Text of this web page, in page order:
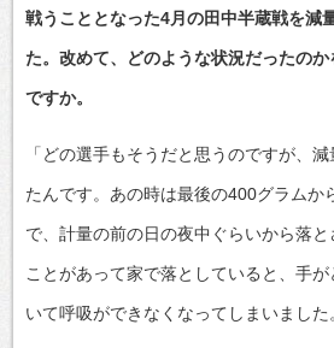
戦うこととなった4月の田中半蔵戦を減
た。改めて、どのような状況だったの
ですか。
「どの選手もそうだと思うのですが、
たんです。あの時は最後の400グラムか
で、計量の前の日の夜中ぐらいから落
ことがあって家で落としていると、手
いて呼吸ができなくなってしまいました